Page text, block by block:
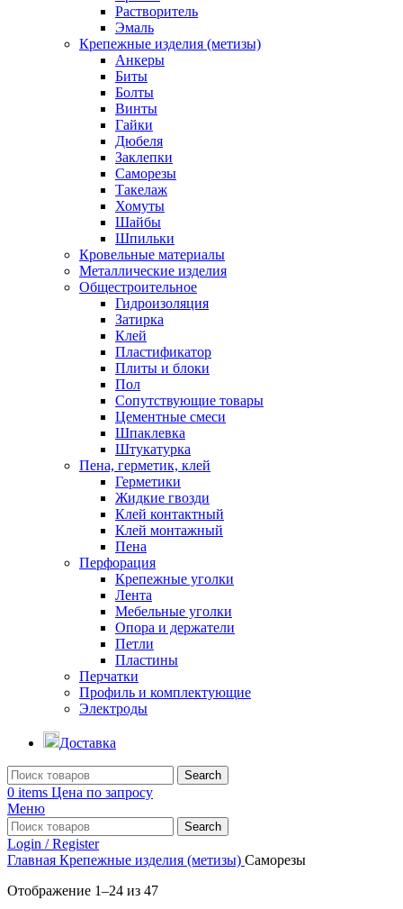
Растворитель
Эмаль
Крепежные изделия (метизы)
Анкеры
Биты
Болты
Винты
Гайки
Дюбеля
Заклепки
Саморезы
Такелаж
Хомуты
Шайбы
Шпильки
Кровельные материалы
Металлические изделия
Общестроительное
Гидроизоляция
Затирка
Клей
Пластификатор
Плиты и блоки
Пол
Сопутствующие товары
Цементные смеси
Шпаклевка
Штукатурка
Пена, герметик, клей
Герметики
Жидкие гвозди
Клей контактный
Клей монтажный
Пена
Перфорация
Крепежные уголки
Лента
Мебельные уголки
Опора и держатели
Петли
Пластины
Перчатки
Профиль и комплектующие
Электроды
Доставка
Search
0 items Цена по запросу
Меню
Search
Login / Register
Главная Крепежные изделия (метизы) Саморезы
Отображение 1–24 из 47